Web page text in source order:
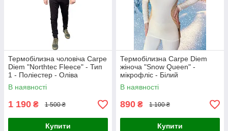
Термобілизна чоловіча Carpe
Diem "Northtec Fleece" - Тип
1 - Поліестер - Оліва
В наявності
1 190 ₴ 1 500 ₴
Купити
Термобілизна Carpe Diem
жіноча "Snow Queen" -
мікрофліс - Білий
В наявності
890 ₴ 1 100 ₴
Купити